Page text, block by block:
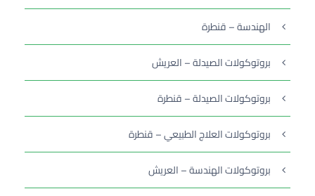
الهندسة – قنطرة
بروتوكولات الصيدلة – العريش
بروتوكولات الصيدلة – قنطرة
بروتوكولات العلاج الطبيعي – قنطرة
بروتوكولات الهندسة – العريش